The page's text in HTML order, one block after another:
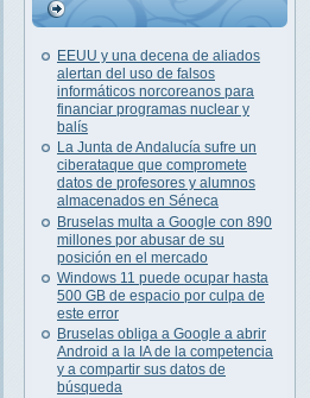
EEUU y una decena de aliados
alertan del uso de falsos
informáticos norcoreanos para
financiar programas nuclear y
balís
La Junta de Andalucía sufre un
ciberataque que compromete
datos de profesores y alumnos
almacenados en Séneca
Bruselas multa a Google con 890
millones por abusar de su
posición en el mercado
Windows 11 puede ocupar hasta
500 GB de espacio por culpa de
este error
Bruselas obliga a Google a abrir
Android a la IA de la competencia
y a compartir sus datos de
búsqueda